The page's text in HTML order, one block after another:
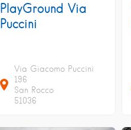
PlayGround Via
Puccini
Via Giacomo Puccini
196
San Rocco
51036